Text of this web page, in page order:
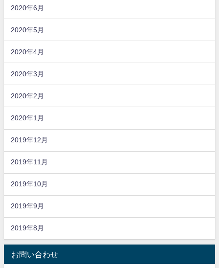
2020年6月
2020年5月
2020年4月
2020年3月
2020年2月
2020年1月
2019年12月
2019年11月
2019年10月
2019年9月
2019年8月
お問い合わせ